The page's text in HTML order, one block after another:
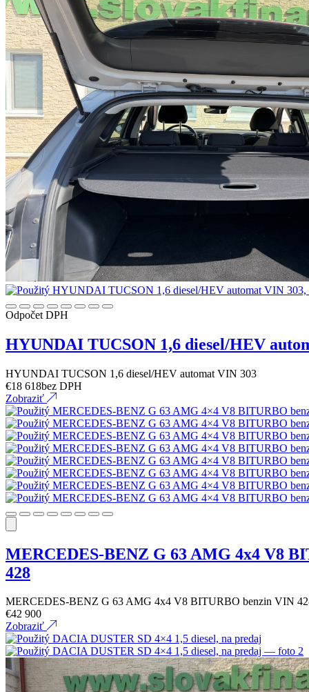
Odpočet DPH
HYUNDAI TUCSON 1,6 diesel/HEV
HYUNDAI TUCSON 1,6 diesel/HEV automat VIN 303
€18 618bez DPH
Zobraziť
MERCEDES-BENZ G 63 AMG 4x4 V8
428
MERCEDES-BENZ G 63 AMG 4x4 V8 BITURBO benzin VIN
€42 900
Zobraziť